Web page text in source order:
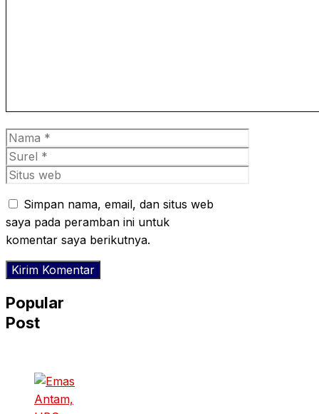
Nama
Surel
Situs
Simpan nama, email, dan situs web
saya pada peramban ini untuk
komentar saya berikutnya.
Popular
Post